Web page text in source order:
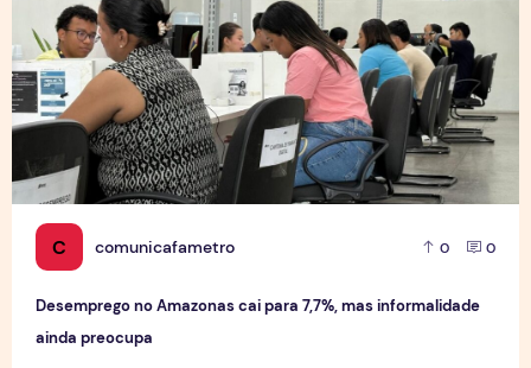
C comunicafametro 0 0
Desemprego no Amazonas cai para 7,7%, mas informalidade
ainda preocupa